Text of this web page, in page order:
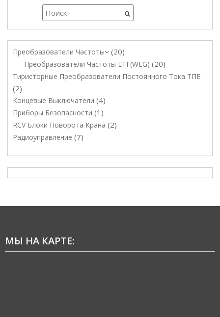
Преобразователи Частоты 20
Преобразователи Частоты ETI (WEG) 20
Тиристорные Преобразователи Постоянного Тока ТПЕ
2
Концевые Выключатели 4
Приборы Безопасности 1
RCV Блоки Поворота Крана 2
Радиоуправление 7
МЫ НА КАРТЕ: